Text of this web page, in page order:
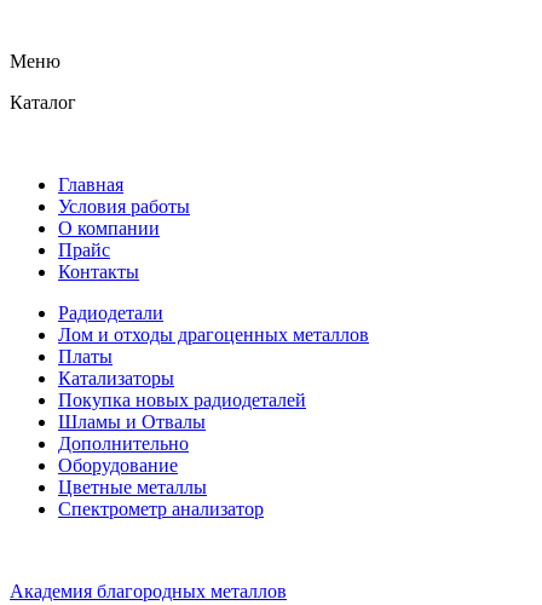
Меню
Каталог
Главная
Условия работы
О компании
Прайс
Контакты
Радиодетали
Лом и отходы драгоценных металлов
Платы
Катализаторы
Покупка новых радиодеталей
Шламы и Отвалы
Дополнительно
Оборудование
Цветные металлы
Спектрометр анализатор
Академия благородных металлов